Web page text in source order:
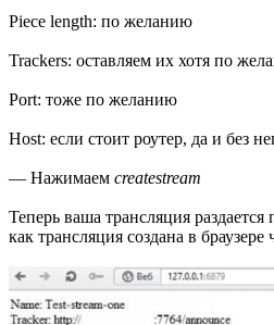
Piece length: по желанию
Trackers: оставляем их хотя по
Port: тоже по желанию
Host: если стоит роутер, да и без
— Нажимаем createstream
Теперь ваша трансляция
как трансляция создана в